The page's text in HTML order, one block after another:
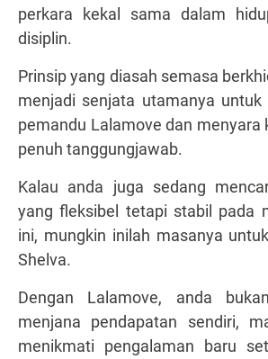
perkara kekal sama dalam
disiplin.
Prinsip yang diasah semasa
menjadi senjata utamanya untuk
pemandu Lalamove dan menyara
penuh tanggungjawab.
Kalau anda juga sedang
yang fleksibel tetapi stabil pada
ini, mungkin inilah masanya
Shelva.
Dengan Lalamove, anda
menjana pendapatan sendiri,
menikmati pengalaman baru